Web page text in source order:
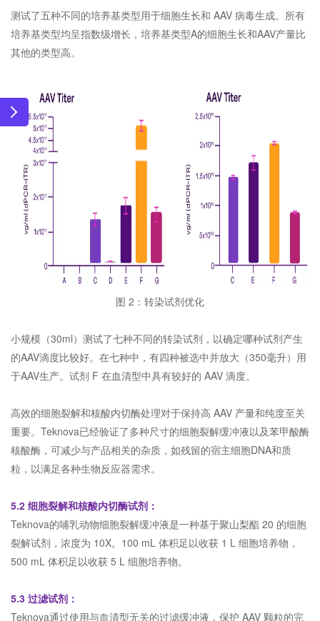
测试了五种不同的培养基类型用于细胞生长和 AAV 病毒生成。所有
培养基类型均呈指数级增长，培养基类型A的细胞生长和AAV产量比
其他的类型高。
图 2：转染试剂优化
小规模（30ml）测试了七种不同的转染试剂，以确定哪种试剂产生
的AAV滴度比较好。在七种中，有四种被选中并放大（350毫升）用
于AAV生产。试剂 F 在血清型中具有较好的 AAV 滴度。
高效的细胞裂解和核酸内切酶处理对于保持高 AAV 产量和纯度至关
重要。Teknova已经验证了多种尺寸的细胞裂解缓冲液以及苯甲酸酶
核酸酶，可减少与产品相关的杂质，如残留的宿主细胞DNA和质
粒，以满足各种生物反应器需求。
5.2 细胞裂解和核酸内切酶试剂：
Teknova的哺乳动物细胞裂解缓冲液是一种基于聚山梨酯 20 的细胞
裂解试剂，浓度为 10X。100 mL 体积足以收获 1 L 细胞培养物，
500 mL 体积足以收获 5 L 细胞培养物。
5.3 过滤试剂：
Teknova通过使用与血清型无关的过滤缓冲液，保护 AAV 颗粒的完